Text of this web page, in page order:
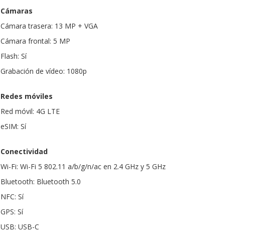
Cámaras
Cámara trasera: 13 MP + VGA
Cámara frontal: 5 MP
Flash: Sí
Grabación de vídeo: 1080p
Redes móviles
Red móvil: 4G LTE
eSIM: Sí
Conectividad
Wi-Fi: Wi-Fi 5 802.11 a/b/g/n/ac en 2.4 GHz y 5 GHz
Bluetooth: Bluetooth 5.0
NFC: Sí
GPS: Sí
USB: USB-C